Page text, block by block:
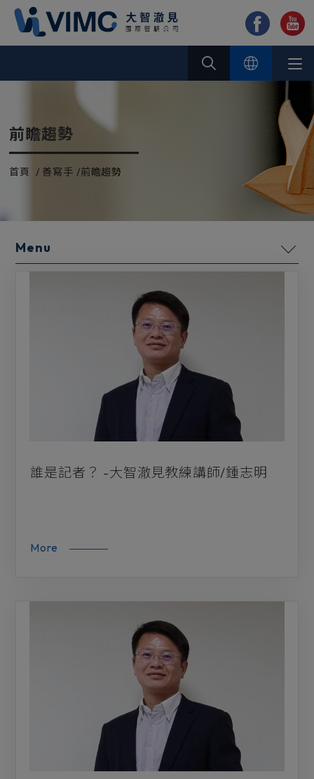
前瞻趨勢
首頁 善寫手 前瞻趨勢
子貢學院
誰是記者？ -大智澈見教練講師/鍾志明
More
Cookie管理面板